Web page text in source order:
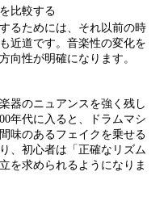
比較する
るためには、それ以前の時
近道です。音楽性の変化を
向性が明確になります。
器のニュアンスを強く残し
年代に入ると、ドラムマシ
味のあるフェイクを乗せる
、初心者は「正確なリズム
を求められるようになりま